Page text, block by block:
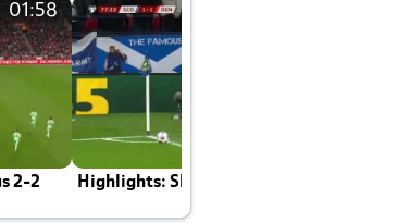
01:58
2-2 Highlights: Skotland - Danmark 4-2